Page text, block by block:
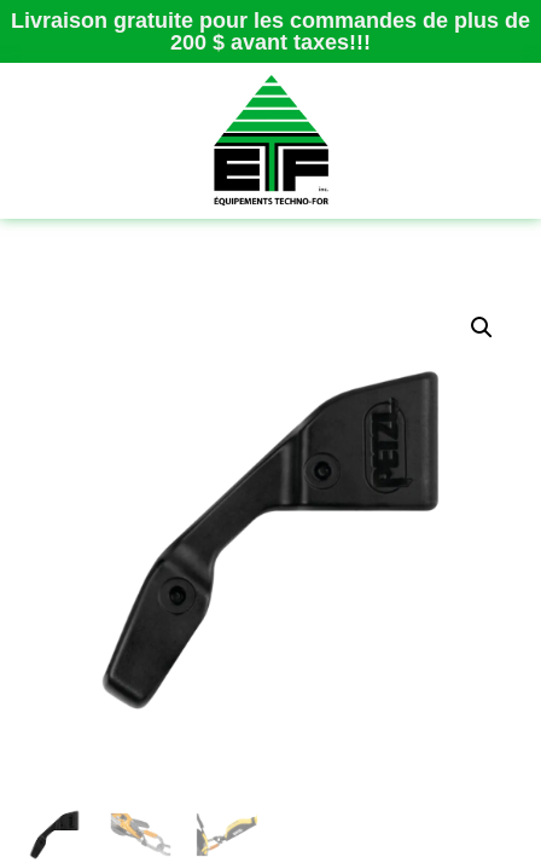
Livraison gratuite pour les commandes de plus de
200 $ avant taxes!!!